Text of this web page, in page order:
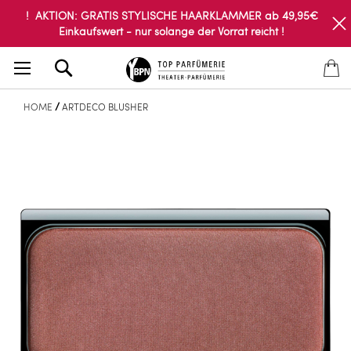
! AKTION: GRATIS STYLISCHE HAARKLAMMER ab 49,95€
Einkaufswert - nur solange der Vorrat reicht !
HOME ARTDECO BLUSHER